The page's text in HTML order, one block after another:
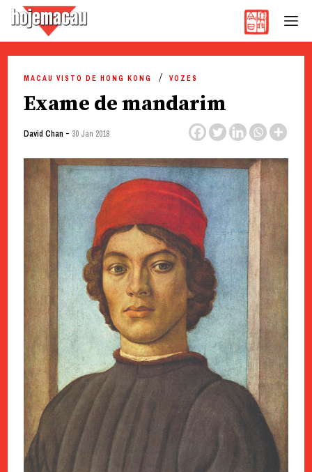
content
MACAU VISTO DE HONG KONG VOZES
Exame de mandarim
David Chan - 30 Jan 2018